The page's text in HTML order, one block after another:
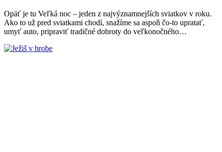
Opäť je tu Veľká noc – jeden z najvýznamnejších sviatkov v roku.
Ako to už pred sviatkami chodí, snažíme sa aspoň čo-to upratať,
umyť auto, pripraviť tradičné dobroty do veľkonočného…